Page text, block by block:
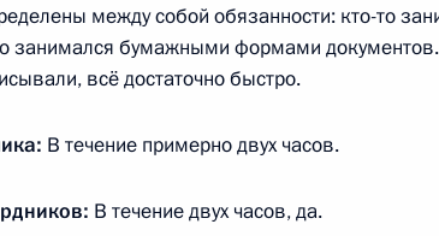
выставки «Регионы России»
2023 года, 16:50 Москва
2023 года, 16:25 Москва
между собой обязанности: кто-то
занимался бумажными формами
всё достаточно быстро.
В течение примерно двух часов.
В течение двух часов, да.